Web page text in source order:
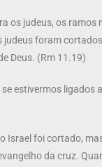
os judeus, os ramos
judeus foram
Deus. (Rm 11.19)
estivermos ligados
Israel foi cortado,
da cruz.